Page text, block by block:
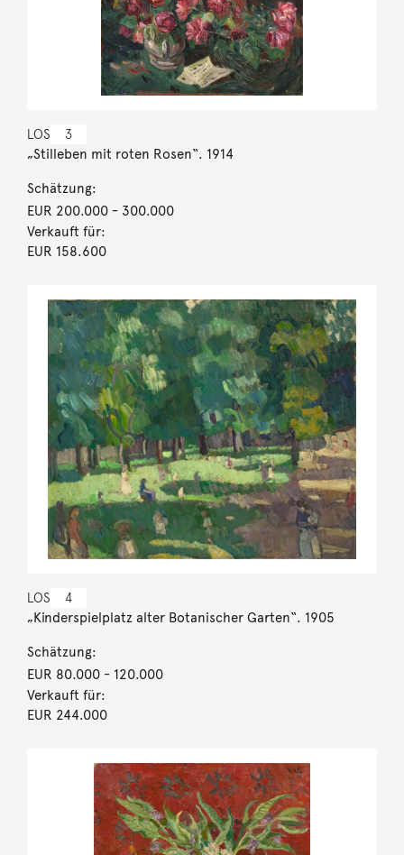
LOS 3
„Stilleben mit roten Rosen“. 1914
Schätzung:
EUR 200.000- 300.000
Verkauft für:
EUR 158.600
LOS 4
„Kinderspielplatz alter Botanischer Garten“. 1905
Schätzung:
EUR 80.000- 120.000
Verkauft für:
EUR 244.000